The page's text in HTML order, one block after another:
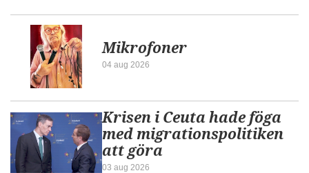
Mikrofoner
04 aug 2026
Krisen i Ceuta hade föga
med migrationspolitiken
att göra
03 aug 2026